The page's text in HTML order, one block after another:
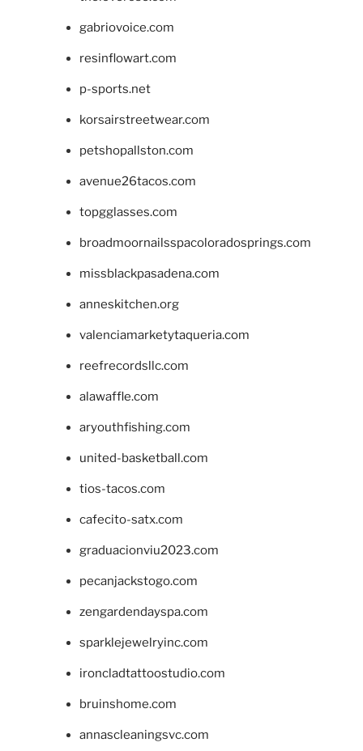
gabriovoice.com
resinflowart.com
p-sports.net
korsairstreetwear.com
petshopallston.com
avenue26tacos.com
topgglasses.com
broadmoornailsspacoloradosprings.com
missblackpasadena.com
anneskitchen.org
valenciamarketytaqueria.com
reefrecordsllc.com
alawaffle.com
aryouthfishing.com
united-basketball.com
tios-tacos.com
cafecito-satx.com
graduacionviu2023.com
pecanjackstogo.com
zengardendayspa.com
sparklejewelryinc.com
ironcladtattoostudio.com
bruinshome.com
annascleaningsvc.com